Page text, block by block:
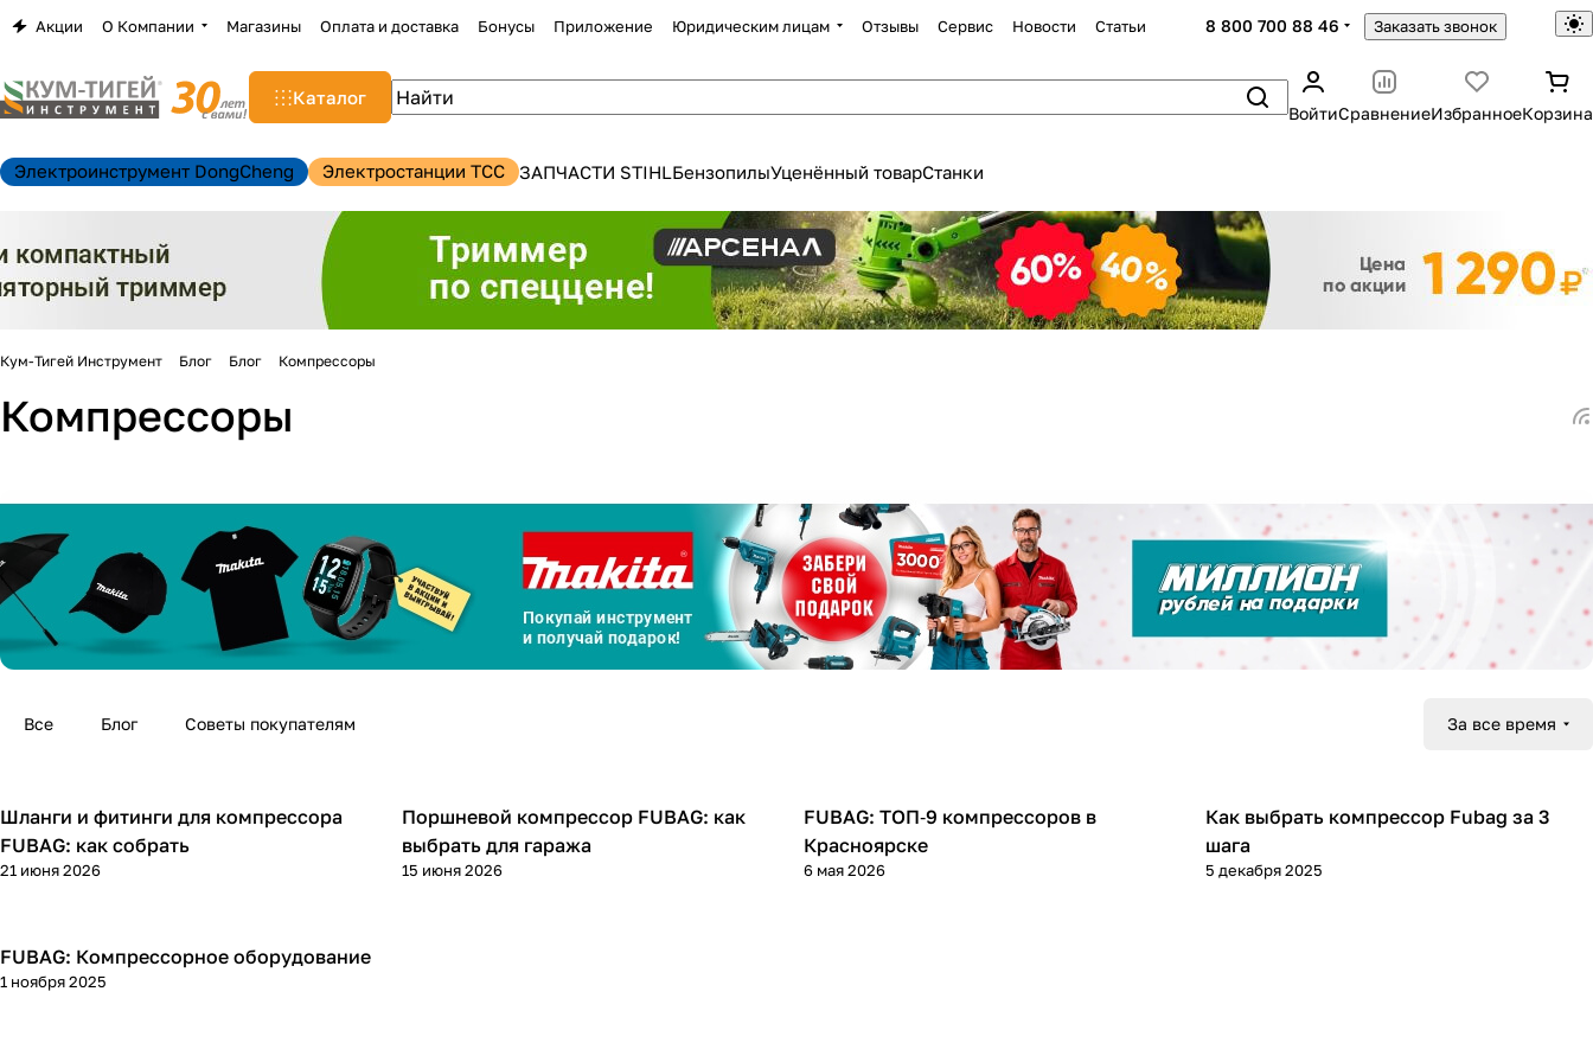
Акции О Компании Магазины Оплата и доставка Бонусы Приложение Юридическим лицам Отзывы Сервис Новости Статьи 8 800 700 88 46 Заказать звонок
Каталог
ВойтиСравнениеИзбранноеКорзина
Электроинструмент DongCheng Электростанции TCC ЗАПЧАСТИ STIHLБензопилыУценённый товарСтанки
Кум-Тигей Инструмент Блог Блог Компрессоры
Компрессоры
Все Блог Советы покупателям За все время
Компрессоры
21 июня 2026
Шланги и фитинги для компрессора
FUBAG: как собрать
Компрессоры
15 июня 2026
Поршневой компрессор FUBAG: как
выбрать для гаража
Компрессоры
6 мая 2026
FUBAG: ТОП‑9 компрессоров в
Красноярске
Компрессоры
5 декабря 2025
Как выбрать компрессор Fubag за 3
шага
Компрессоры
1 ноября 2025
FUBAG: Компрессорное оборудование
Для клиентов всех банков
Разбейтеоплату
25%
Оплачивайте сегодня только
25
% картой любого банка